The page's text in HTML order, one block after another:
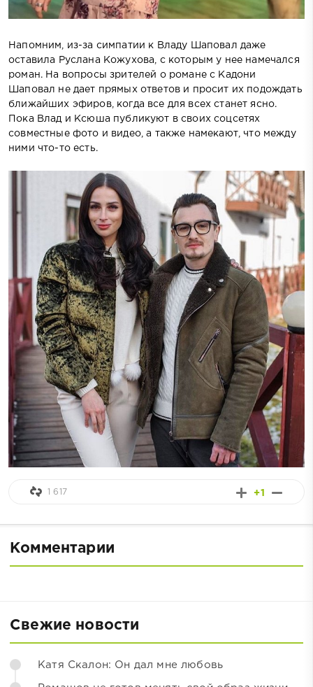
Напомним, из-за симпатии к Владу Шаповал даже
оставила Руслана Кожухова, с которым у нее намечался
роман. На вопросы зрителей о романе с Кадони
Шаповал не дает прямых ответов и просит их подождать
ближайших эфиров, когда все для всех станет ясно.
Пока Влад и Ксюша публикуют в своих соцсетях
совместные фото и видео, а также намекают, что между
ними что-то есть.
+1
1 617
Комментарии
Свежие новости
Катя Скалон: Он дал мне любовь